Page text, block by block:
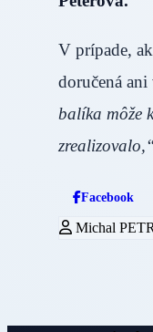
V prípade,
doručená
balíka môže
Facebook
Michal